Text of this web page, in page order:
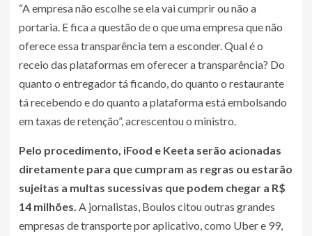
“A empresa não escolhe se ela vai cumprir ou não a
portaria. E fica a questão de o que uma empresa que não
oferece essa transparência tem a esconder. Qual é o
receio das plataformas em oferecer a transparência? Do
quanto o entregador tá ficando, do quanto o restaurante
tá recebendo e do quanto a plataforma está embolsando
em taxas de retenção”, acrescentou o ministro.
Pelo procedimento, iFood e Keeta serão acionadas
diretamente para que cumpram as regras ou estarão
sujeitas a multas sucessivas que podem chegar a R$
14 milhões. A jornalistas, Boulos citou outras grandes
empresas de transporte por aplicativo, como Uber e 99,